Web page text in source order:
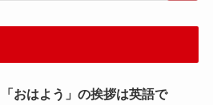
「おはよう」の挨拶は英語で